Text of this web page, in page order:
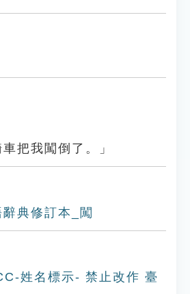
把我闖倒了。」
典修訂本_闖
姓名標示- 禁止改作 臺